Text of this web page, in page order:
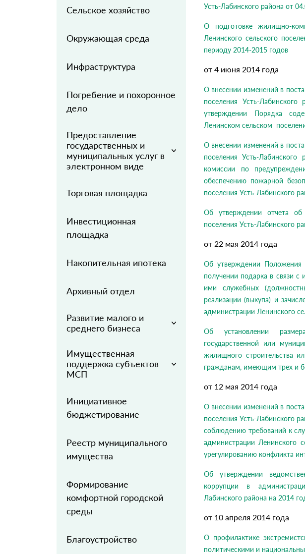
Сельское хозяйство
Окружающая среда
Инфраструктура
Погребение и похоронное
дело
Предоставление
государственных и
муниципальных услуг в
электронном виде
Торговая площадка
Инвестиционная
площадка
Накопительная ипотека
Архивный отдел
Развитие малого и
среднего бизнеса
Имущественная
поддержка субъектов
МСП
Инициативное
бюджетирование
Реестр муниципального
имущества
Формирование
комфортной городской
среды
Благоустройство
Усть-Лабинского района от
О подготовке жилищно-
Ленинского сельского
периоду 2014-2015 годов
от 4 июня 2014 года
О внесении изменений в
поселения Усть-
утверждении Порядка
Ленинском сельском
О внесении изменений в
поселения Усть-
комиссии по
обеспечению пожарной
поселения Усть-Лабинского
Об утверждении отчета об
поселения Усть-Лабинского
от 22 мая 2014 года
Об утверждении
получении подарка в связи
ими служебных
реализации (выкупа) и
администрации Ленинского
Об установлении
государственной или
жилищного строительства
гражданам, имеющим трех и
от 12 мая 2014 года
О внесении изменений в
поселения Усть-Лабинского
соблюдению требований к
администрации Ленинского
урегулированию конфликта
Об утверждении
коррупции в
Лабинского района на 2014
от 10 апреля 2014 года
О профилактике
политическими и